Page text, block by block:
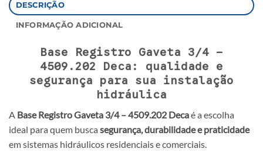
DESCRIÇÃO
INFORMAÇÃO ADICIONAL
Base Registro Gaveta 3/4 –
4509.202 Deca: qualidade e
segurança para sua instalação
hidráulica
A Base Registro Gaveta 3/4 – 4509.202 Decaé a escolha
ideal para quem busca segurança, durabilidade e praticidade
em sistemas hidráulicos residenciais e comerciais.